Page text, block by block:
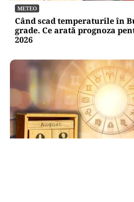
METEO
Când scad temperaturile în
grade. Ce arată prognoza
2026